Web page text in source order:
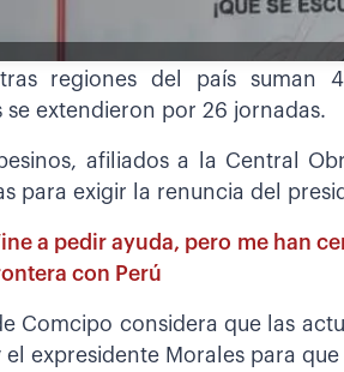
regiones del país suman
se extendieron por 26 jornadas.
afiliados a la Central
para exigir la renuncia del
a pedir ayuda, pero me han
con Perú
Comcipo considera que las
el expresidente Morales para